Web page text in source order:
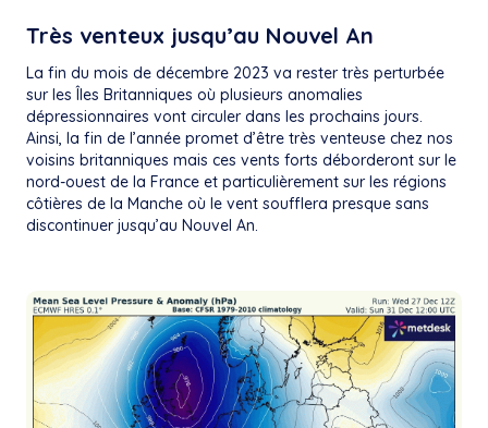
Très venteux jusqu’au Nouvel An
La fin du mois de décembre 2023 va rester très perturbée
sur les Îles Britanniques où plusieurs anomalies
dépressionnaires vont circuler dans les prochains jours.
Ainsi, la fin de l’année promet d’être très venteuse chez nos
voisins britanniques mais ces vents forts déborderont sur le
nord-ouest de la France et particulièrement sur les régions
côtières de la Manche où le vent soufflera presque sans
discontinuer jusqu’au Nouvel An.